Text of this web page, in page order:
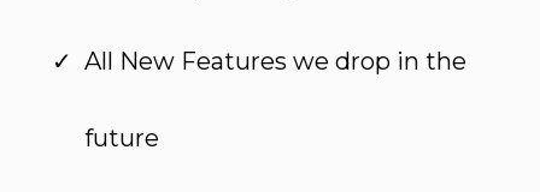
All New Features we drop in the
future